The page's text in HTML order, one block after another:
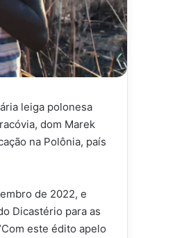
leiga polonesa
dom Marek
na Polônia, país
de 2022, e
Dicastério para as
este édito apelo